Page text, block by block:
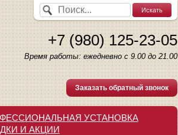
+7 (980) 125-23-05
Время работы: ежедневно с 9.00 до 21.00
Заказать обратный звонок
УСТАНОВКА
И АКЦИИ